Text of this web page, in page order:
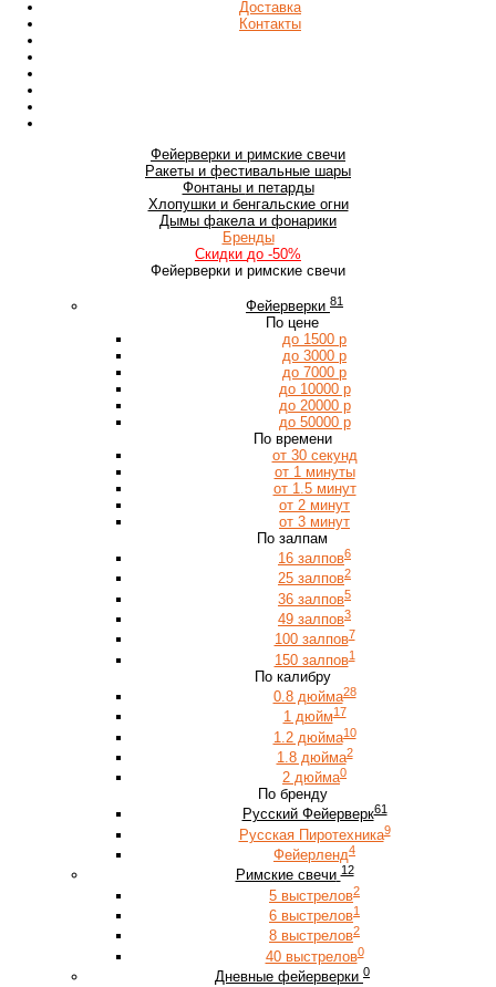
Доставка
Контакты
Фейерверки и римские свечи
Ракеты и фестивальные шары
Фонтаны и петарды
Хлопушки и бенгальские огни
Дымы факела и фонарики
Бренды
Скидки до -50%
Фейерверки и римские свечи
Фейерверки 81
По цене
до 1500 р
до 3000 р
до 7000 р
до 10000 р
до 20000 р
до 50000 р
По времени
от 30 секунд
от 1 минуты
от 1.5 минут
от 2 минут
от 3 минут
По залпам
16 залпов6
25 залпов2
36 залпов5
49 залпов3
100 залпов7
150 залпов1
По калибру
0.8 дюйма28
1 дюйм17
1.2 дюйма10
1.8 дюйма2
2 дюйма0
По бренду
Русский Фейерверк61
Русская Пиротехника9
Фейерленд4
Римские свечи 12
5 выстрелов2
6 выстрелов1
8 выстрелов2
40 выстрелов0
Дневные фейерверки 0